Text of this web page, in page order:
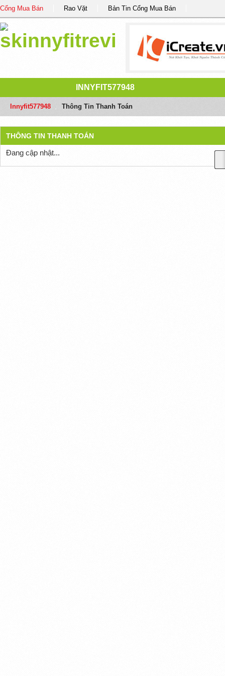
Cổng Mua Bán Rao Vặt Bản Tin Cổng Mua Bán
INNYFIT577948
Innyfit577948 Thông Tin Thanh Toán
THÔNG TIN THANH TOÁN
Đang cập nhật...